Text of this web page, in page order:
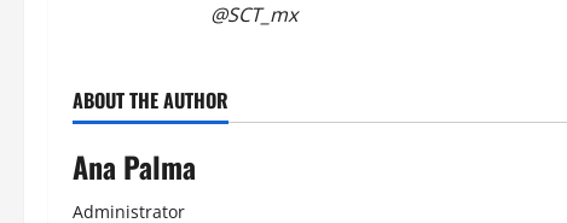
@SCT_mx
ABOUT THE AUTHOR
Ana Palma
Administrator